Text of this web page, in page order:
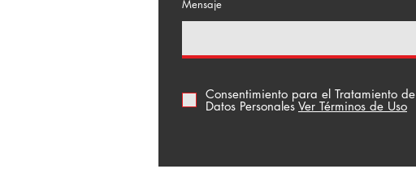
Mensaje
Consentimiento para el Tratamiento de
Datos Personales Ver Términos de Uso